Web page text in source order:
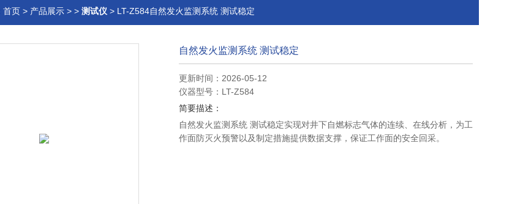
首页 > 产品展示 > > 测试仪 > LT-Z584自然发火监测系统 测试稳定
自然发火监测系统 测试稳定
更新时间：2026-05-12
仪器型号：LT-Z584
简要描述：
自然发火监测系统 测试稳定实现对井下自燃标志气体的连续、在线分析，为工
作面防灭火预警以及制定措施提供数据支撑，保证工作面的安全回采。